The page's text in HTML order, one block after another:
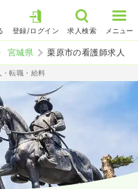
登録/ログイン 求人検索 メニュー
宮城県 栗原市の看護師求人
転職・給料